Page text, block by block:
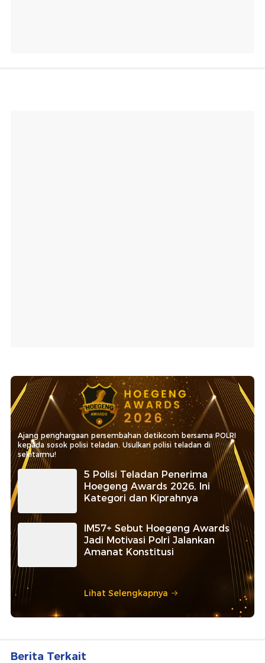
Ajang penghargaan persembahan detikcom bersama POLRI
kepada sosok polisi teladan. Usulkan polisi teladan di
sekitarmu!
5 Polisi Teladan Penerima
Hoegeng Awards 2026, Ini
Kategori dan Kiprahnya
IM57+ Sebut Hoegeng Awards
Jadi Motivasi Polri Jalankan
Amanat Konstitusi
Lihat Selengkapnya
Berita Terkait